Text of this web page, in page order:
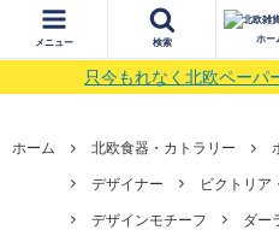
只今もれなく北欧ペーパ
メニュー 検索 ホー
ホーム 北欧食器・カトラリー
デザイナー
ビクトリア
デザインモチーフ
ダー